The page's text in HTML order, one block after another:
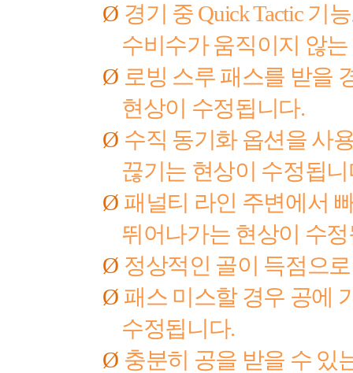
Ø 경기 중 Quick Tactic 기
수비수가 움직이지 않
Ø 로빙 스루 패스를 받을
현상이 수정됩니다.
Ø 수직 동기화 옵션을 사
끊기는 현상이 수정됩
Ø 패널티 라인 주변에서
뛰어나가는 현상이 수
Ø 정상적인 골이 득점으
Ø 패스 미스할 경우 공에
수정됩니다.
Ø 충분히 공을 받을 수 있